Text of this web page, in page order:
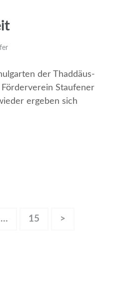
der Thaddäus-
Förderverein Staufener
ergeben sich
… 15 >